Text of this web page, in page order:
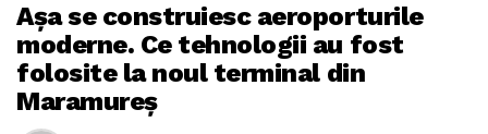
Așa se construiesc aeroporturile
moderne. Ce tehnologii au fost
folosite la noul terminal din
Maramureș